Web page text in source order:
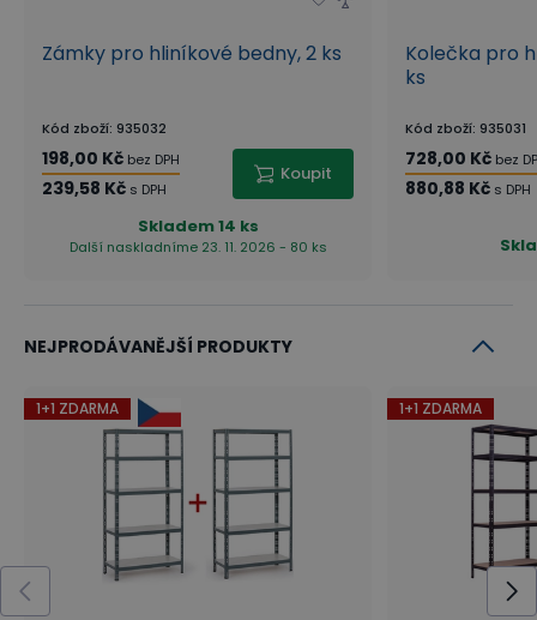
Zámky pro hliníkové bedny, 2 ks
Kód zboží: 935032
198,00 Kč bez DPH
239,58 Kč s DPH
Koupit
Skladem14 ks
Další naskladníme 23. 11. 2026 - 80 ks
Kolečka pro
ks
Kód zboží: 935031
728,00 Kč bez
880,88 Kč s DPH
NEJPRODÁVANĚJŠÍ PRODUKTY
1+1 ZDARMA 1+1 ZDARMA